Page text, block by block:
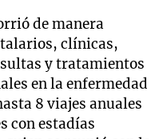
de manera
clínicas,
y tratamientos
en la enfermedad
8 viajes anuales
con estadías